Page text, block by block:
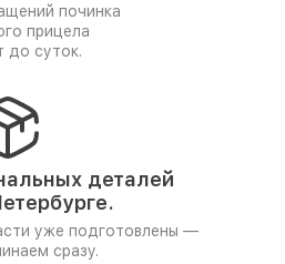
починка
прицела
до суток.
деталей
уже подготовлены —
сразу.